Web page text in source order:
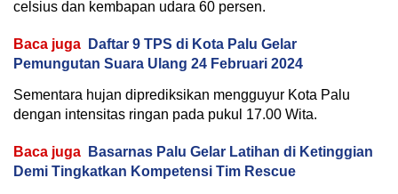
celsius dan kembapan udara 60 persen.
Baca juga
Daftar 9 TPS di Kota Palu Gelar
Pemungutan Suara Ulang 24 Februari 2024
Sementara hujan diprediksikan mengguyur Kota Palu
dengan intensitas ringan pada pukul 17.00 Wita.
Baca juga
Basarnas Palu Gelar Latihan di Ketinggian
Demi Tingkatkan Kompetensi Tim Rescue